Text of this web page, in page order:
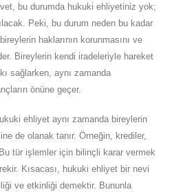
bu durumda hukuki ehliyetiniz yok;
Peki, bu durum neden bu kadar
haklarının korunmasını ve
Bireylerin kendi iradeleriyle hareket
sağlarken, aynı zamanda
önüne geçer.
ehliyet aynı zamanda bireylerin
de olanak tanır. Örneğin, krediler,
tür işlemler için bilinçli karar vermek
Kısacası, hukuki ehliyet bir nevi
ve etkinliği demektir. Bununla